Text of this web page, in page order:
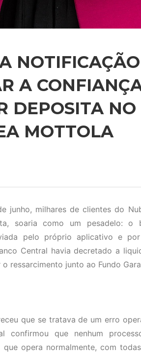
A
DEPOSITA
MOTTOLA
junho, milhares de clientes do
soaria como um pesadelo: o
pelo próprio aplicativo e
Central havia decretado a
ressarcimento junto ao Fundo
que se tratava de um erro
confirmou que nenhum
opera normalmente, com